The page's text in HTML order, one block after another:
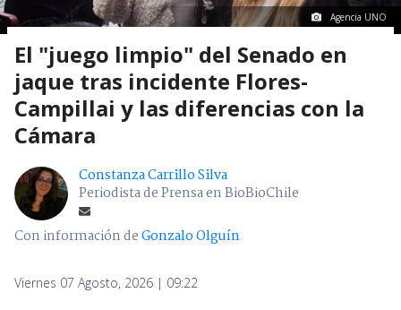
Agencia UNO
El "juego limpio" del Senado en
jaque tras incidente Flores-
Campillai y las diferencias con la
Cámara
Constanza Carrillo Silva
Periodista de Prensa en BioBioChile
Con información deGonzalo Olguín
Viernes 07 Agosto, 2026 | 09:22